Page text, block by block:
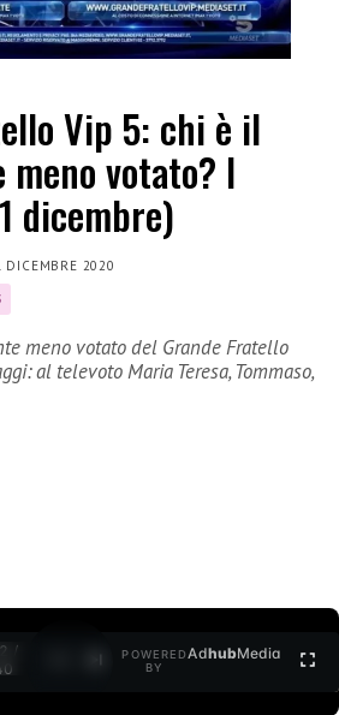
Vip 5: chi è il
votato? I
dicembre)
DICEMBRE 2020
meno votato del Grande Fratello
al televoto Maria Teresa, Tommaso,
/
POWERED
BY
AdhubMedia